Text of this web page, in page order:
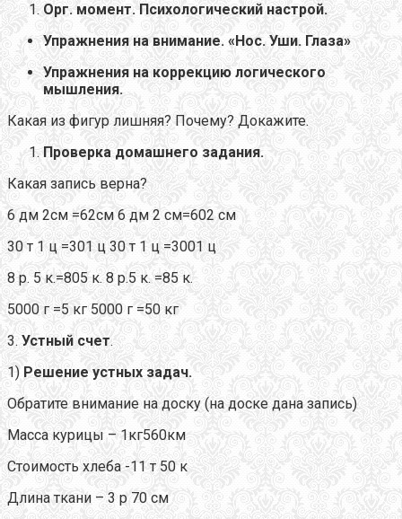
Орг. момент. Психологический настрой.
Упражнения на внимание. «Нос. Уши. Глаза»
Упражнения на коррекцию логического
мышления.
Какая из фигур лишняя? Почему? Докажите.
Проверка домашнего задания.
Какая запись верна?
6 дм 2см =62см 6 дм 2 см=602 см
30 т 1 ц =301 ц 30 т 1 ц =3001 ц
8 р. 5 к.=805 к. 8 р.5 к. =85 к.
5000 г =5 кг 5000 г =50 кг
3. Устный счет.
1) Решение устных задач.
Обратите внимание на доску (на доске дана запись)
Масса курицы – 1кг560км
Стоимость хлеба -11 т 50 к
Длина ткани – 3 р 70 см